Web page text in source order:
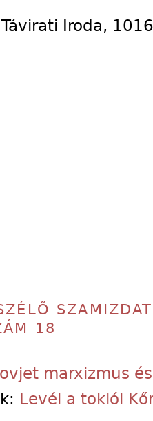
Iroda,
SZAMIZDAT
18
marxizmus
Levél a tokiói